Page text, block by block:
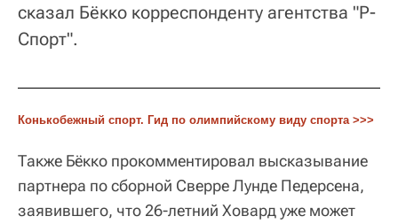
сказал Бёкко корреспонденту агентства "Р-
Спорт".
Конькобежный спорт. Гид по олимпийскому виду спорта >>>
Также Бёкко прокомментировал высказывание
партнера по сборной Сверре Лунде Педерсена,
заявившего, что 26-летний Ховард уже может